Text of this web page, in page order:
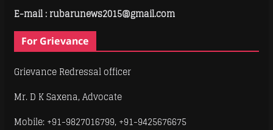
E-mail : rubarunews2015@gmail.com
For Grievance
Grievance Redressal officer
Mr. D K Saxena, Advocate
Mobile: +91-9827016799, +91-9425676675